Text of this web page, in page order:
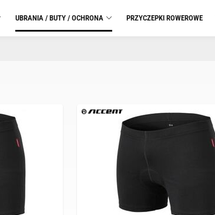
UBRANIA / BUTY / OCHRONA PRZYCZEPKI ROWEROWE